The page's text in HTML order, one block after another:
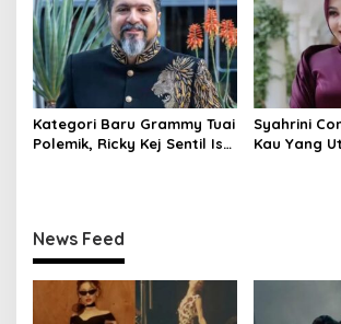
Kategori Baru Grammy Tuai
Polemik, Ricky Kej Sentil Isu
Syahrini
Kau Yang
News Feed